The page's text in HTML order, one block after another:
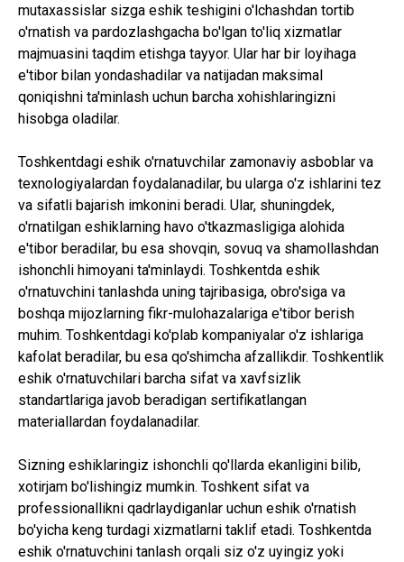
mutaxassislar sizga eshik teshigini o'lchashdan tortib
o'rnatish va pardozlashgacha bo'lgan to'liq xizmatlar
majmuasini taqdim etishga tayyor. Ular har bir loyihaga
e'tibor bilan yondashadilar va natijadan maksimal
qoniqishni ta'minlash uchun barcha xohishlaringizni
hisobga oladilar.
Toshkentdagi eshik o'rnatuvchilar zamonaviy asboblar va
texnologiyalardan foydalanadilar, bu ularga o'z ishlarini tez
va sifatli bajarish imkonini beradi. Ular, shuningdek,
o'rnatilgan eshiklarning havo o'tkazmasligiga alohida
e'tibor beradilar, bu esa shovqin, sovuq va shamollashdan
ishonchli himoyani ta'minlaydi. Toshkentda eshik
o'rnatuvchini tanlashda uning tajribasiga, obro'siga va
boshqa mijozlarning fikr-mulohazalariga e'tibor berish
muhim. Toshkentdagi ko'plab kompaniyalar o'z ishlariga
kafolat beradilar, bu esa qo'shimcha afzallikdir. Toshkentlik
eshik o'rnatuvchilari barcha sifat va xavfsizlik
standartlariga javob beradigan sertifikatlangan
materiallardan foydalanadilar.
Sizning eshiklaringiz ishonchli qo'llarda ekanligini bilib,
xotirjam bo'lishingiz mumkin. Toshkent sifat va
professionallikni qadrlaydiganlar uchun eshik o'rnatish
bo'yicha keng turdagi xizmatlarni taklif etadi. Toshkentda
eshik o'rnatuvchini tanlash orqali siz o'z uyingiz yoki